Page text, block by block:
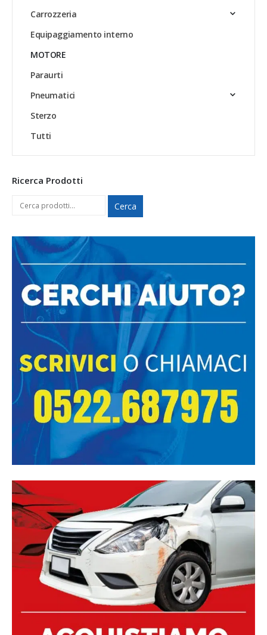
Carrozzeria
Equipaggiamento interno
MOTORE
Paraurti
Pneumatici
Sterzo
Tutti
Ricerca Prodotti
Cerca